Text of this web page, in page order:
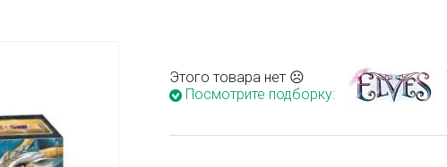
Этого товара нет ☹
Посмотрите подборку: